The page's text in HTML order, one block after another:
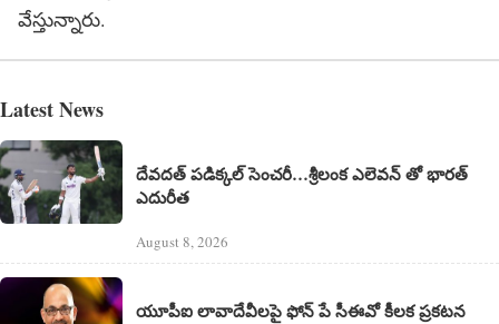
వేస్తున్నారు.
Latest News
దేవదత్ పడిక్కల్‌ సెంచరీ…శ్రీలంక ఎలెవన్ తో భారత్
ఎదురీత
August 8, 2026
యూపీఐ లావాదేవీలపై ఫోన్ పే సీఈవో కీలక ప్రకటన